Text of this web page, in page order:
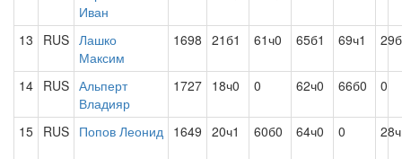
Иван
13 RUS Лашко
Максим
1698 21б1 61ч0 65б1 69ч1
14 RUS Альперт
Владияр
1727 18ч0 0 62ч0 66б0 0
15 RUS Попов Леонид 1649 20ч1 60б0 64ч0 0